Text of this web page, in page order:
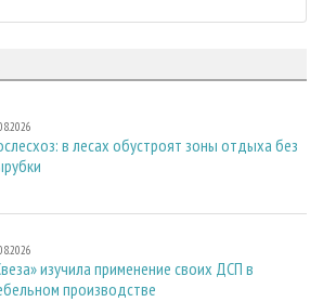
в лесах обустроят зоны отдыха без
изучила применение своих ДСП в
производстве